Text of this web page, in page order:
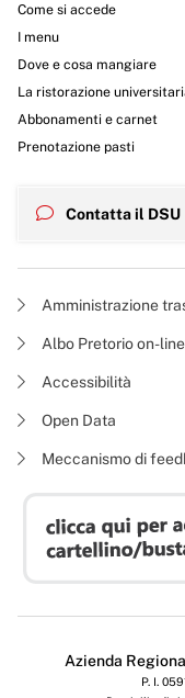
Come si accede
I menu
Dove e cosa mangiare
La ristorazione
Abbonamenti e carnet
Prenotazione pasti
Contatta il DSU
Amministrazione
Albo Pretorio on-line
Accessibilità
Open Data
Meccanismo di
Azienda
P. I.